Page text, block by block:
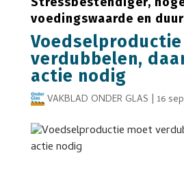
voedingswaarde en
verdubbelen,
actie nodig
VAKBLAD ONDER GLAS | 16